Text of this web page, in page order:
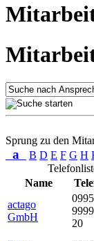
Sprung zu den
a B D E F G H
Name
actago
GmbH
20